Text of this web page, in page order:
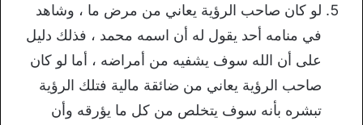
لو كان صاحب الرؤية يعاني من مرض ما ، وشاهد
في منامه أحد يقول له أن اسمه محمد ، فذلك دليل
على أن الله سوف يشفيه من أمراضه ، أما لو كان
صاحب الرؤية يعاني من ضائقة مالية فتلك الرؤية
تبشره بأنه سوف يتخلص من كل ما يؤرقه وأن